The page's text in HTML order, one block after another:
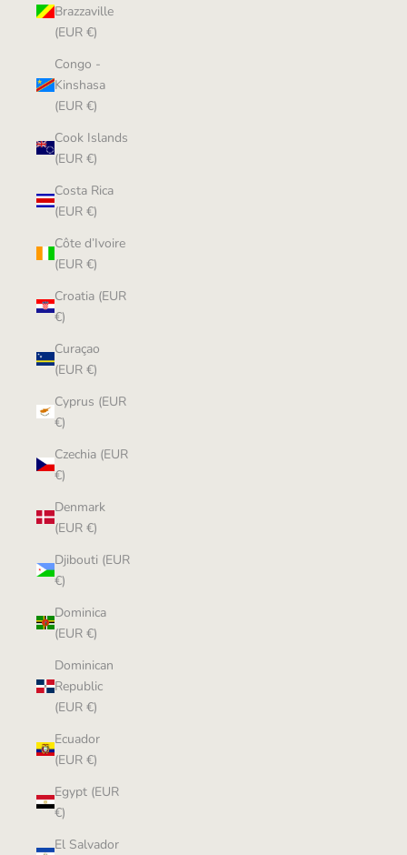
Brazzaville
(EUR €)
Congo -
Kinshasa
(EUR €)
Cook Islands
(EUR €)
Costa Rica
(EUR €)
Côte d’Ivoire
(EUR €)
Croatia (EUR
€)
Curaçao
(EUR €)
Cyprus (EUR
€)
Czechia (EUR
€)
Denmark
(EUR €)
Djibouti (EUR
€)
Dominica
(EUR €)
Dominican
Republic
(EUR €)
Ecuador
(EUR €)
Egypt (EUR
€)
El Salvador